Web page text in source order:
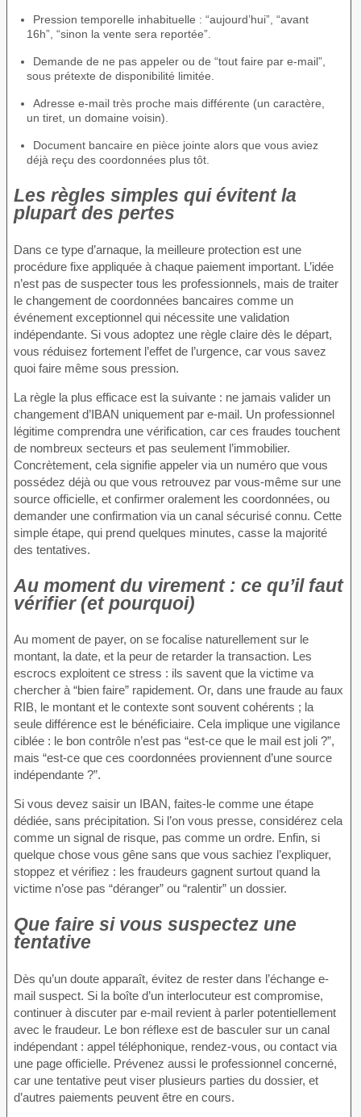
Pression temporelle inhabituelle : “aujourd’hui”, “avant
16h”, “sinon la vente sera reportée”.
Demande de ne pas appeler ou de “tout faire par e-mail”,
sous prétexte de disponibilité limitée.
Adresse e-mail très proche mais différente (un caractère,
un tiret, un domaine voisin).
Document bancaire en pièce jointe alors que vous aviez
déjà reçu des coordonnées plus tôt.
Les règles simples qui évitent la
plupart des pertes
Dans ce type d’arnaque, la meilleure protection est une
procédure fixe appliquée à chaque paiement important. L’idée
n’est pas de suspecter tous les professionnels, mais de traiter
le changement de coordonnées bancaires comme un
événement exceptionnel qui nécessite une validation
indépendante. Si vous adoptez une règle claire dès le départ,
vous réduisez fortement l’effet de l’urgence, car vous savez
quoi faire même sous pression.
La règle la plus efficace est la suivante : ne jamais valider un
changement d’IBAN uniquement par e-mail. Un professionnel
légitime comprendra une vérification, car ces fraudes touchent
de nombreux secteurs et pas seulement l’immobilier.
Concrètement, cela signifie appeler via un numéro que vous
possédez déjà ou que vous retrouvez par vous-même sur une
source officielle, et confirmer oralement les coordonnées, ou
demander une confirmation via un canal sécurisé connu. Cette
simple étape, qui prend quelques minutes, casse la majorité
des tentatives.
Au moment du virement : ce qu’il faut
vérifier (et pourquoi)
Au moment de payer, on se focalise naturellement sur le
montant, la date, et la peur de retarder la transaction. Les
escrocs exploitent ce stress : ils savent que la victime va
chercher à “bien faire” rapidement. Or, dans une fraude au faux
RIB, le montant et le contexte sont souvent cohérents ; la
seule différence est le bénéficiaire. Cela implique une vigilance
ciblée : le bon contrôle n’est pas “est-ce que le mail est joli ?”,
mais “est-ce que ces coordonnées proviennent d’une source
indépendante ?”.
Si vous devez saisir un IBAN, faites-le comme une étape
dédiée, sans précipitation. Si l’on vous presse, considérez cela
comme un signal de risque, pas comme un ordre. Enfin, si
quelque chose vous gêne sans que vous sachiez l’expliquer,
stoppez et vérifiez : les fraudeurs gagnent surtout quand la
victime n’ose pas “déranger” ou “ralentir” un dossier.
Que faire si vous suspectez une
tentative
Dès qu’un doute apparaît, évitez de rester dans l’échange e-
mail suspect. Si la boîte d’un interlocuteur est compromise,
continuer à discuter par e-mail revient à parler potentiellement
avec le fraudeur. Le bon réflexe est de basculer sur un canal
indépendant : appel téléphonique, rendez-vous, ou contact via
une page officielle. Prévenez aussi le professionnel concerné,
car une tentative peut viser plusieurs parties du dossier, et
d’autres paiements peuvent être en cours.